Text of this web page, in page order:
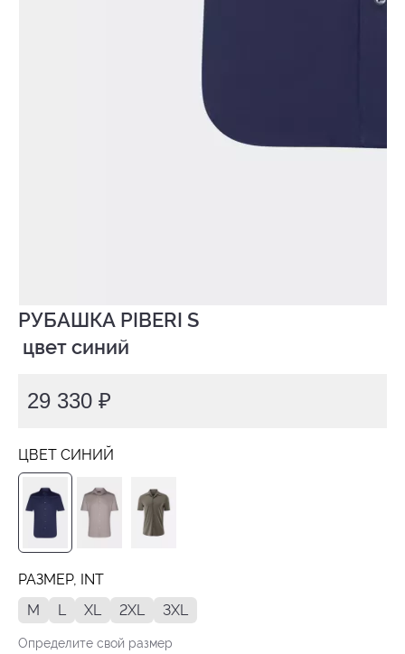
РУБАШКА PIBERI S
цвет синий
29 330 ₽
ЦВЕТ СИНИЙ
РАЗМЕР, INT
M
L XL 2XL 3XL
Определите свой размер